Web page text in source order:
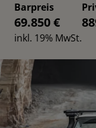
Barpreis
69.850 €
inkl. 19% MwSt.